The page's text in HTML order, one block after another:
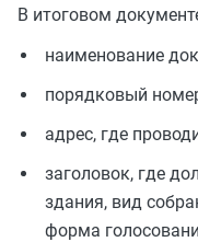
В итоговом
наименование
порядковый
адрес, где
заголовок, где
здания, вид
форма